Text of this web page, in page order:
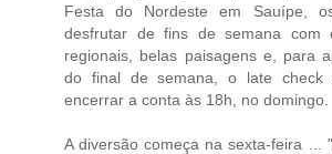
Festa do Nordeste em Sauípe,
desfrutar de fins de semana com
regionais, belas paisagens e, para
do final de semana, o late check
encerrar a conta às 18h, no domingo.
A diversão começa na sexta-feira ...